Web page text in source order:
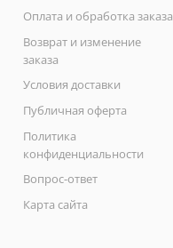
Оплата и обработка заказа
Возврат и изменение
заказа
Условия доставки
Публичная оферта
Политика
конфиденциальности
Вопрос-ответ
Карта сайта